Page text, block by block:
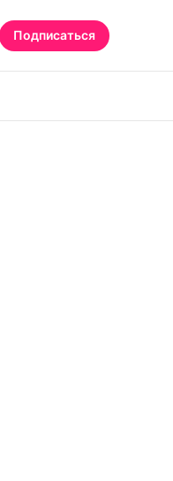
Подписаться